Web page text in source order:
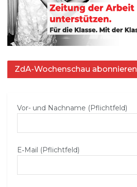
ZdA-Wochenschau abonnieren
Vor- und Nachname (Pflichtfeld)
E‑Mail (Pflichtfeld)